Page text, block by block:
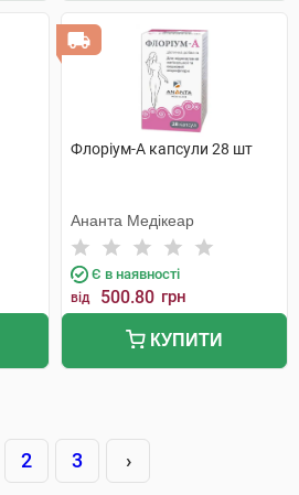
Флоріум-А капсули 28 шт
Ананта Медікеар
Є в наявності
від 500.80 грн
КУПИТИ
2 3 ›